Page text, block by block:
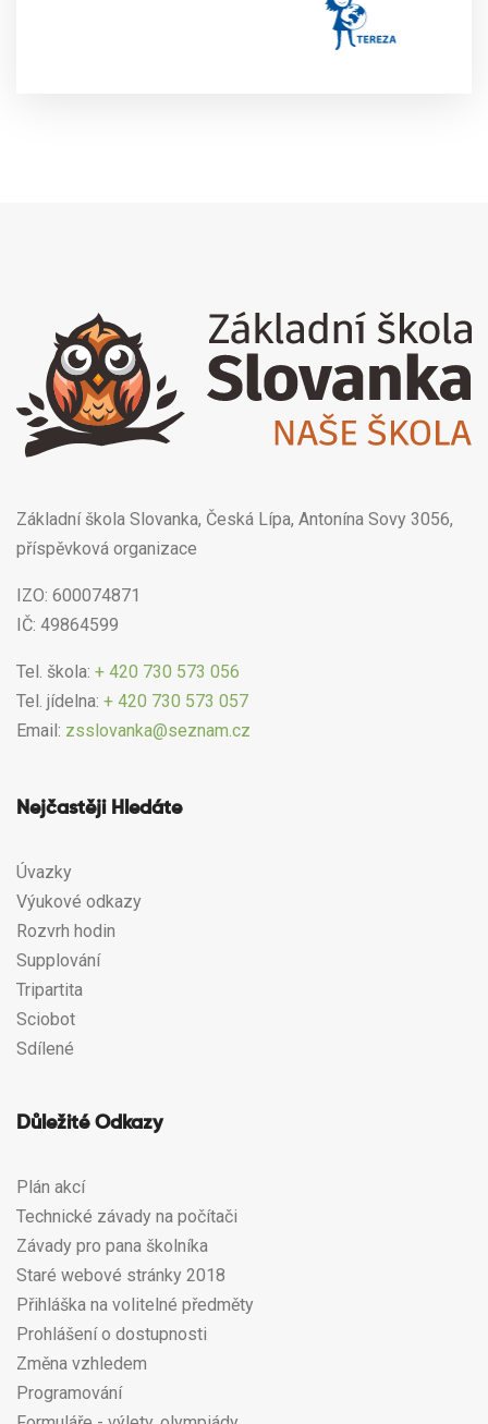
Základní škola Slovanka, Česká Lípa, Antonína Sovy 3056,
příspěvková organizace
IZO: 600074871
IČ: 49864599
Tel. škola: + 420 730 573 056
Tel. jídelna: + 420 730 573 057
Email: zsslovanka@seznam.cz
Nejčastěji Hledáte
Úvazky
Výukové odkazy
Rozvrh hodin
Supplování
Tripartita
Sciobot
Sdílené
Důležité Odkazy
Plán akcí
Technické závady na počítači
Závady pro pana školníka
Staré webové stránky 2018
Přihláška na volitelné předměty
Prohlášení o dostupnosti
Změna vzhledem
Programování